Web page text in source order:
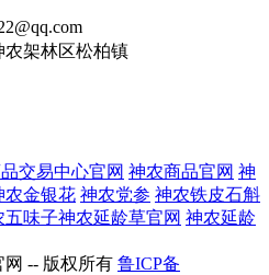
架林区松柏镇
交易中心官网 神农商品官网 神
农金银花 神农党参 神农铁皮石斛
五味子神农延龄草官网 神农延龄
网 -- 版权所有 鲁ICP备